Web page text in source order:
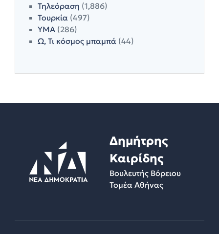
Τηλεόραση (1,886)
Τουρκία (497)
ΥΜΑ (286)
Ω, Τι κόσμος μπαμπά (44)
Δημήτρης
Καιρίδης
Βουλευτής Βόρειου
Τομέα Αθήνας